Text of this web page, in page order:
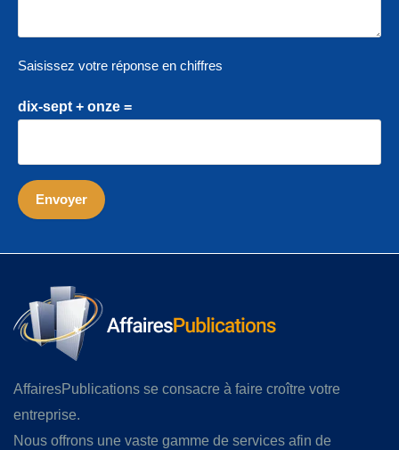
Saisissez votre réponse en chiffres
dix-sept + onze =
AffairesPublications se consacre à faire croître votre
entreprise.
Nous offrons une vaste gamme de services afin de